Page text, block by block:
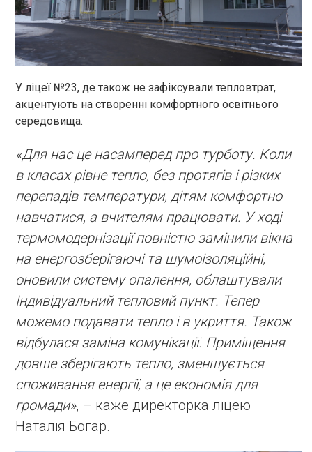
У ліцеї №23, де також не зафіксували тепловтрат,
акцентують на створенні комфортного освітнього
середовища.
«Для нас це насамперед про турботу. Коли
в класах рівне тепло, без протягів і різких
перепадів температури, дітям комфортно
навчатися, а вчителям працювати. У ході
термомодернізації повністю замінили вікна
на енергозберігаючі та шумоізоляційні,
оновили систему опалення, облаштували
Індивідуальний тепловий пункт. Тепер
можемо подавати тепло і в укриття. Також
відбулася заміна комунікації. Приміщення
довше зберігають тепло, зменшується
споживання енергії, а це економія для
громади», – каже директорка ліцею
Наталія Богар.